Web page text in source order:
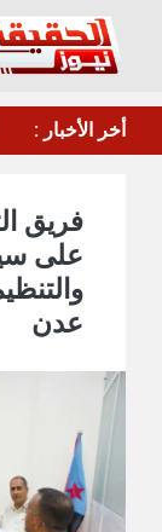
أخر الأخبار :
فريق
على
عدن